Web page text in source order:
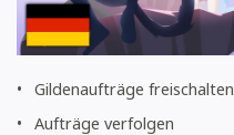
Gildenaufträge freischalten
Aufträge verfolgen